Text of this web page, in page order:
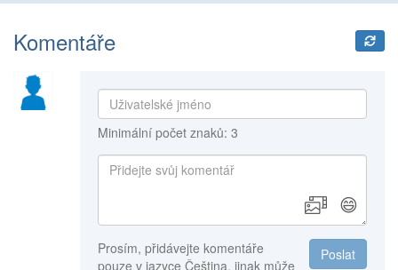
Komentáře
Minimální počet znaků: 3
😄
Poslat
Prosím, přidávejte komentáře
pouze v jazyce Čeština, jinak může